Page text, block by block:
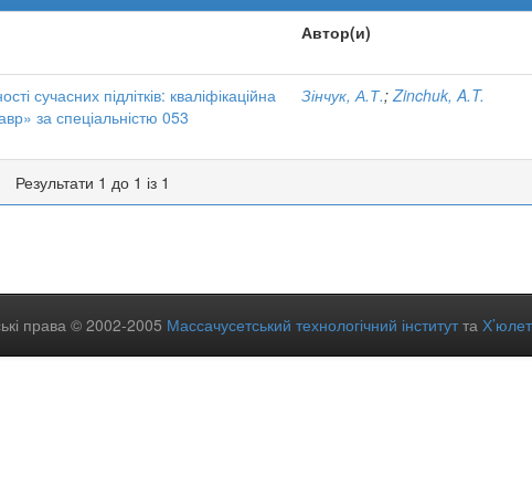
Автор(и)
сучасних підлітків: кваліфікаційна
за спеціальністю 053
Зінчук, А.Т.;Zinchuk, A.T.
Результати 1 до 1 із 1
права © 2002-2005 Массачусетський технологічний інститутта